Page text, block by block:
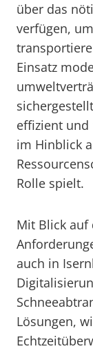
über das
verfügen,
Einsatz
effizient und
im Hinblick
Rolle spielt.
Mit Blick auf
auch in
Lösungen,